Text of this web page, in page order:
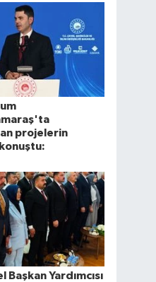
projelerin
konuştu:
Başkan Yardımcısı